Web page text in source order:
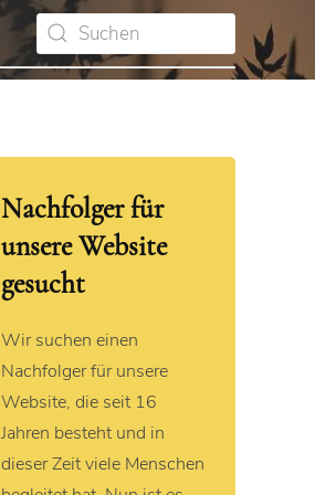
Nachfolger für
unsere Website
gesucht
Wir suchen einen
Nachfolger für unsere
Website, die seit 16
Jahren besteht und in
dieser Zeit viele Menschen